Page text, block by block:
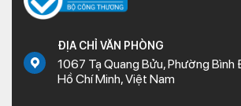
ĐỊA CHỈ VĂN PHÒNG
1067 Tạ Quang Bửu, Phường Bình
Hồ Chí Minh, Việt Nam